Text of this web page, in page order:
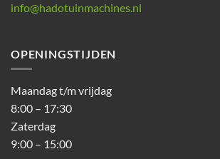
info@hadotuinmachines.nl
OPENINGSTIJDEN
Maandag t/m vrijdag
8:00 – 17:30
Zaterdag
9:00 – 15:00